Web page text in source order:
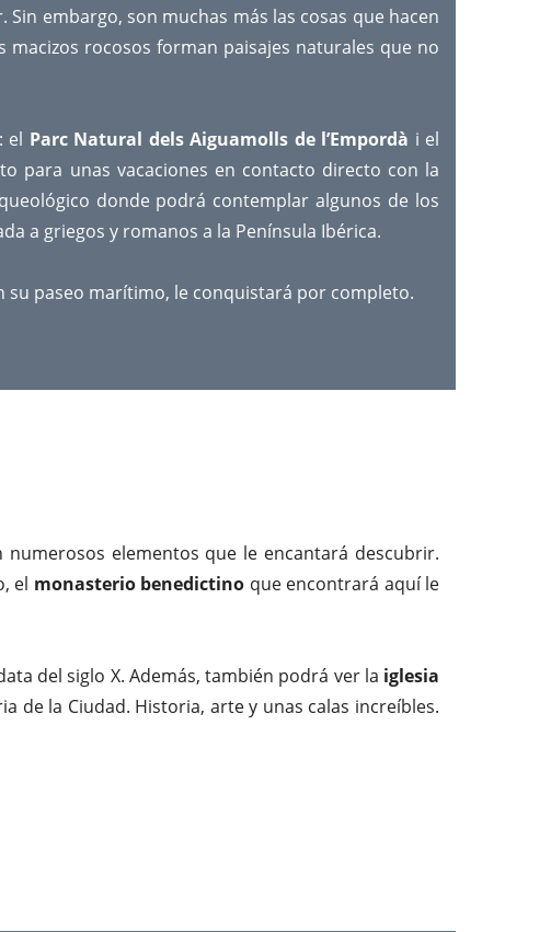
embargo, son muchas más las cosas que hacen
rocosos forman paisajes naturales que no
el Parc Natural dels Aiguamolls de l’Empordà i el
para unas vacaciones en contacto directo con la
donde podrá contemplar algunos de los
a griegos y romanos a la Península Ibérica.
su paseo marítimo, le conquistará por completo.
elementos que le encantará descubrir.
el monasterio benedictino que encontrará aquí le
del siglo X. Además, también podrá ver la iglesia
de la Ciudad. Historia, arte y unas calas increíbles.